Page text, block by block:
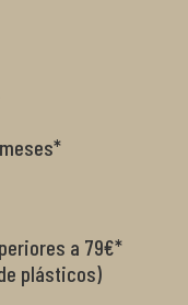
a 79€*
plásticos)